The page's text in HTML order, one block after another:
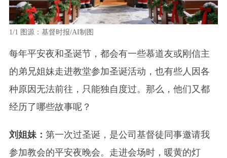
1/1 图源：基督时报/AI制图
每年平安夜和圣诞节，都会有一些慕道友或刚信主
的弟兄姐妹走进教堂参加圣诞活动，也有些人因各
种原因无法前往，只能独自度过。那么，他们又都
经历了哪些故事呢？
刘姐妹： 第一次过圣诞，是公司基督徒同事邀请我
参加教会的平安夜晚会。走进会场时，暖黄的灯